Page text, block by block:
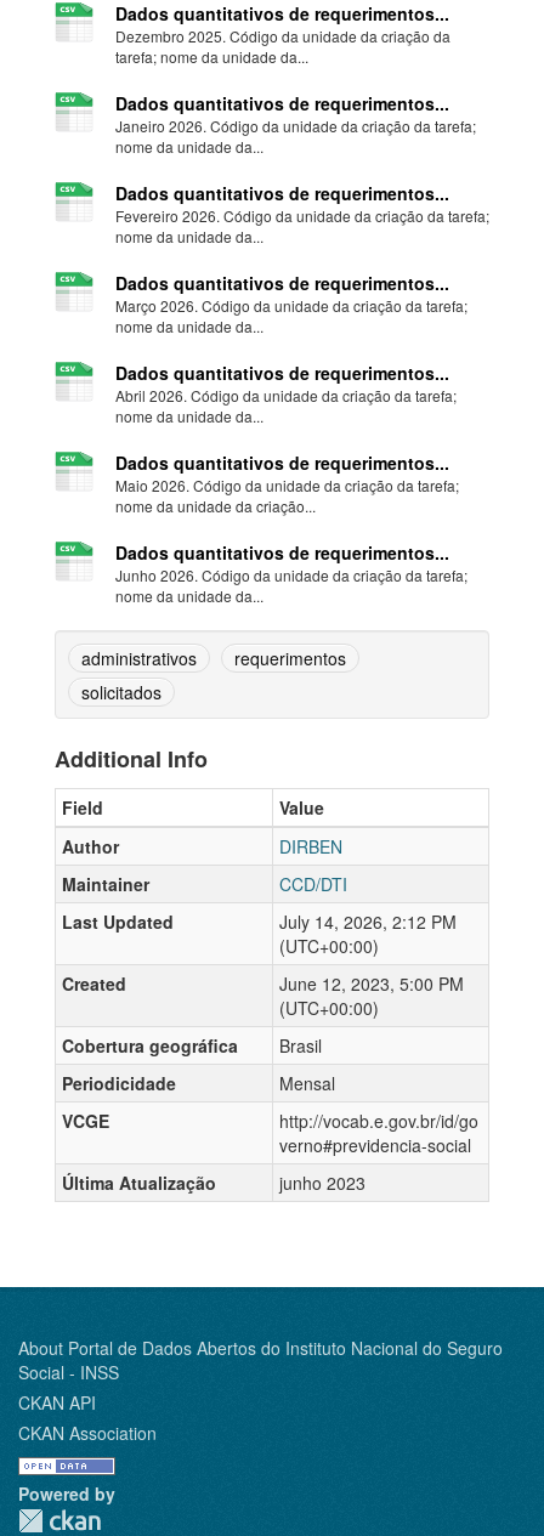
Dados quantitativos de requerimentos...
Dezembro 2025. Código da unidade da criação da
tarefa; nome da unidade da...
Dados quantitativos de requerimentos...
Janeiro 2026. Código da unidade da criação da tarefa;
nome da unidade da...
Dados quantitativos de requerimentos...
Fevereiro 2026. Código da unidade da criação da tarefa;
nome da unidade da...
Dados quantitativos de requerimentos...
Março 2026. Código da unidade da criação da tarefa;
nome da unidade da...
Dados quantitativos de requerimentos...
Abril 2026. Código da unidade da criação da tarefa;
nome da unidade da...
Dados quantitativos de requerimentos...
Maio 2026. Código da unidade da criação da tarefa;
nome da unidade da criação...
Dados quantitativos de requerimentos...
Junho 2026. Código da unidade da criação da tarefa;
nome da unidade da...
administrativos
requerimentos
solicitados
Additional Info
Field
Value
Author
DIRBEN
Maintainer
CCD/DTI
Last Updated
July 14, 2026, 2:12 PM
(UTC+00:00)
Created
June 12, 2023, 5:00 PM
(UTC+00:00)
Cobertura geográfica
Brasil
Periodicidade
Mensal
VCGE
http://vocab.e.gov.br/id/go
verno#previdencia-social
Última Atualização
junho 2023
About Portal de Dados Abertos do Instituto Nacional do Seguro
Social - INSS
CKAN API
CKAN Association
Powered by